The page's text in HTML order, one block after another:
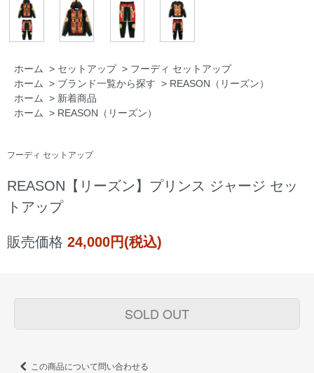
ホーム > セットアップ > フーディ セットアップ
ホーム > ブランド一覧から探す > REASON（リーズン）
ホーム > 新着商品
ホーム > REASON（リーズン）
フーディ セットアップ
REASON【リーズン】プリンス ジャージ セッ
トアップ
販売価格 24,000円(税込)
SOLD OUT
この商品について問い合わせる